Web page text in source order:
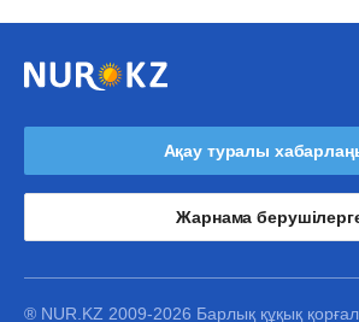
Ақау туралы
Жарнама
® NUR.KZ 2009-2026 Барлық құқық